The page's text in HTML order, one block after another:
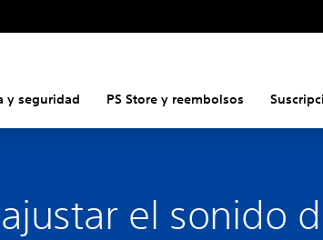
y seguridad PS Store y reembolsos
el sonido